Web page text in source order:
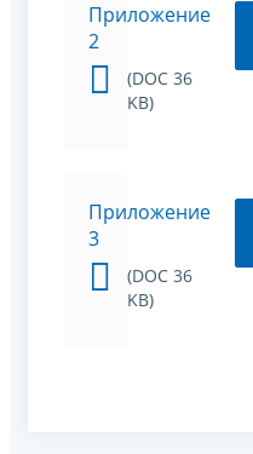
Приложение
2
(DOC 36
KB)
Приложение
3
(DOC 36
KB)